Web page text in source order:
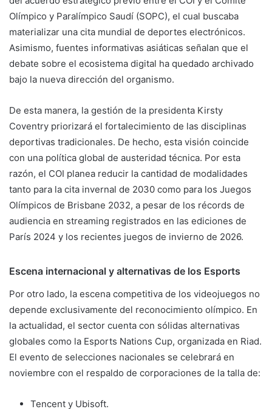
Olímpico y Paralímpico Saudí (SOPC), el cual buscaba
materializar una cita mundial de deportes electrónicos.
Asimismo, fuentes informativas asiáticas señalan que el
debate sobre el ecosistema digital ha quedado archivado
bajo la nueva dirección del organismo.
De esta manera, la gestión de la presidenta Kirsty
Coventry priorizará el fortalecimiento de las disciplinas
deportivas tradicionales. De hecho, esta visión coincide
con una política global de austeridad técnica. Por esta
razón, el COI planea reducir la cantidad de modalidades
tanto para la cita invernal de 2030 como para los Juegos
Olímpicos de Brisbane 2032, a pesar de los récords de
audiencia en streaming registrados en las ediciones de
París 2024 y los recientes juegos de invierno de 2026.
Escena internacional y alternativas de los Esports
Por otro lado, la escena competitiva de los videojuegos no
depende exclusivamente del reconocimiento olímpico. En
la actualidad, el sector cuenta con sólidas alternativas
globales como la Esports Nations Cup, organizada en Riad.
El evento de selecciones nacionales se celebrará en
noviembre con el respaldo de corporaciones de la talla de:
Tencent y Ubisoft.